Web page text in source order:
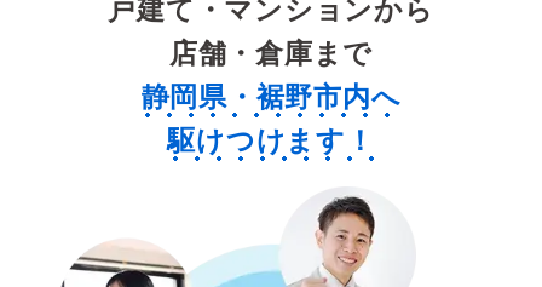
戸建て・マンションから
店舗・倉庫まで
静岡県・裾野市内へ
駆けつけます！